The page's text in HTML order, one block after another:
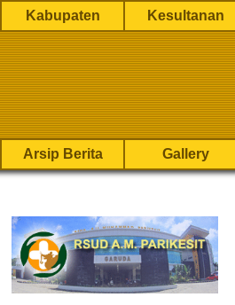
Kabupaten Kesultanan
Arsip Berita Gallery